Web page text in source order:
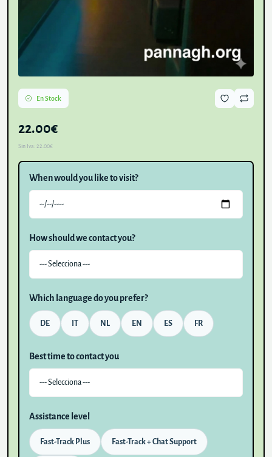
En Stock
22.00€
Sin Iva: 22.00€
When would you like to visit?
How should we contact you?
Which language do you prefer?
DE IT NL EN ES FR
Best time to contact you
Assistance level
Fast-Track Plus Fast-Track + Chat Support